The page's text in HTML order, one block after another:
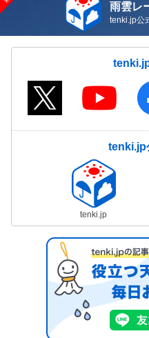
雨雲レ
tenki.jp公
tenki.jp
tenki.jp